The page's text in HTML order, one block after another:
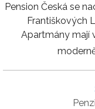
Pension Česká se
Františkových
Apartmány mají